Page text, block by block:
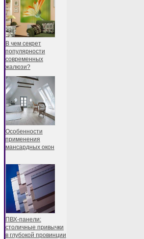
В чем секрет
популярности
современных
жалюзи?
Особенности
применения
мансардных окон
ПВХ-панели:
столичные привычки
в глубокой провинции